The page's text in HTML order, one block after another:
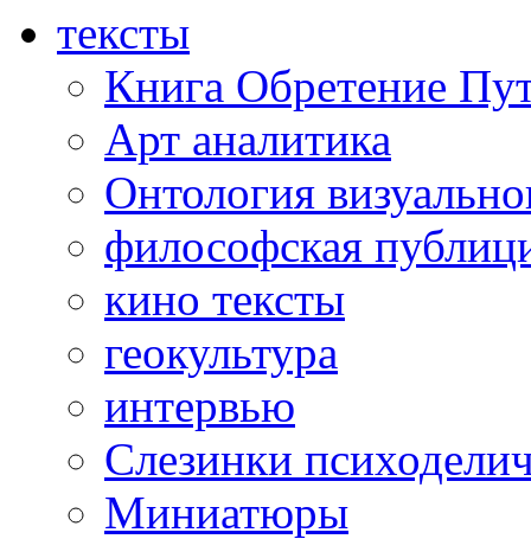
тексты
Книга Обретение
Арт аналитика
Онтология
философская
кино тексты
геокультура
интервью
Слезинки
Миниатюры